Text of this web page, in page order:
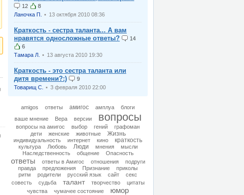
12
8
Ланочка П.
13 октября 2010 08:36
Краткость - сестра таланта... А вам
нравятся односложные ответы?
14
6
Тамара Л.
13 августа 2010 19:30
Краткость - это сестра таланта или
дитя времени?:)
9
Товарищ С.
3 февраля 2010 22:00
amigos oтветы амигос амплуа
блоги
ваше мнение
Вера версии вопросы
вопросы на амигос выбор гений
графоман
дети
женские животные Жизнь
индивидуальность интернет кино
краткость
культура
Любовь Люди мнения
мысли
Наследственность
общение Опасность
ответы ответы в Амигос отношения
подруги
правда
предложения Признание
приколы
ритм
родители русский язык сайт
секс
совесть
судьба талант творчество
цитаты
чувства
чумачее состояние юмор